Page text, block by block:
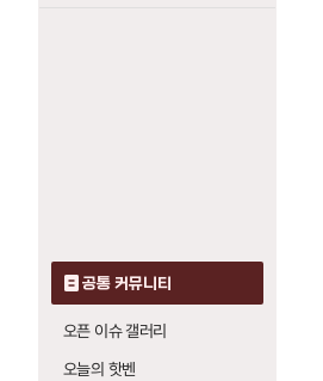
공통 커뮤니티
오픈 이슈 갤러리
오늘의 핫벤